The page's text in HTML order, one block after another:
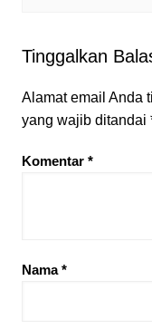
Tinggalkan
Alamat email Anda
yang wajib ditandai
Komentar *
Nama*